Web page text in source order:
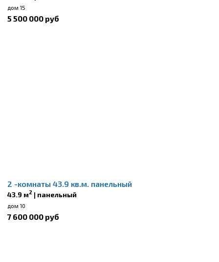
дом 15
5 500 000 руб
2 -комнаты 43.9 кв.м. панельный
43.9 м2 | панельный
дом 10
7 600 000 руб